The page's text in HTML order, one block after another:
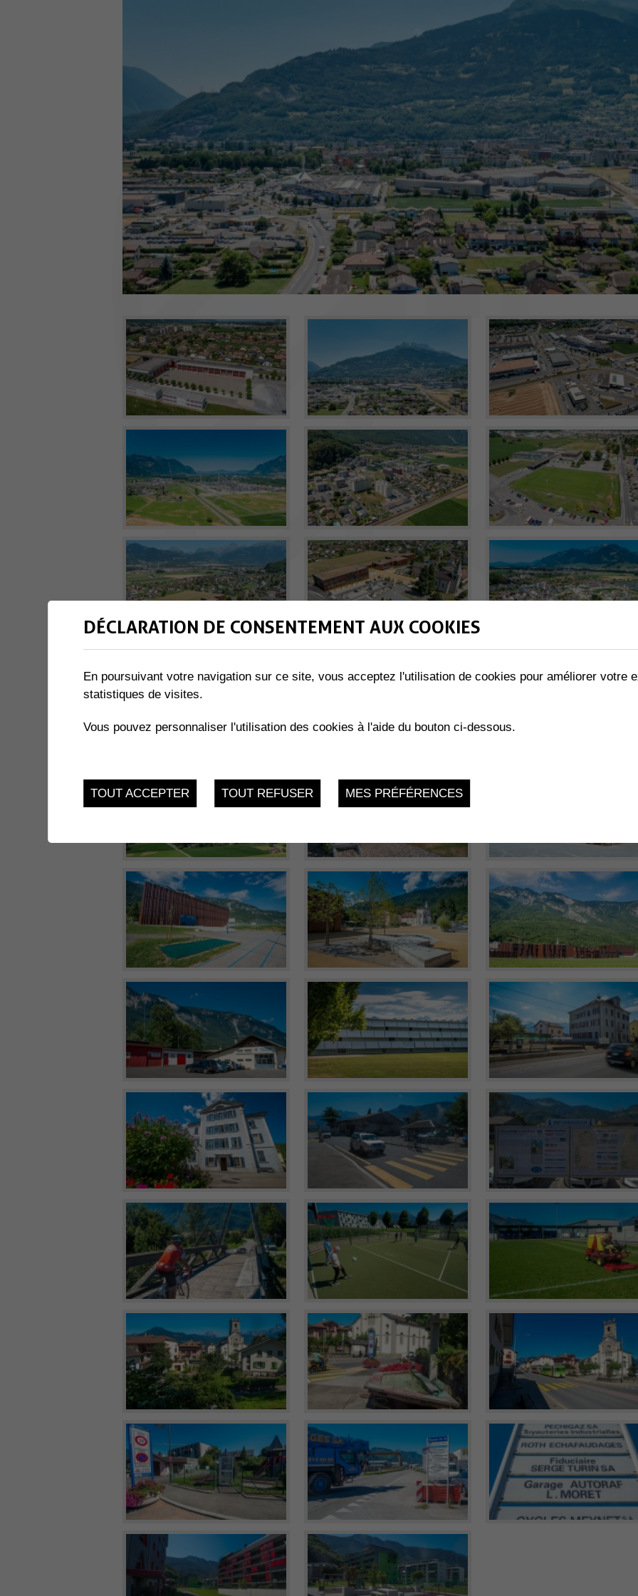
DÉCLARATION DE CONSENTEMENT AUX COOKIES
En poursuivant votre navigation sur ce site, vous acceptez l'utilisation de cookies pour améliorer votre
statistiques de visites.
Vous pouvez personnaliser l'utilisation des cookies à l'aide du bouton ci-dessous.
TOUT ACCEPTER TOUT REFUSER MES PRÉFÉRENCES